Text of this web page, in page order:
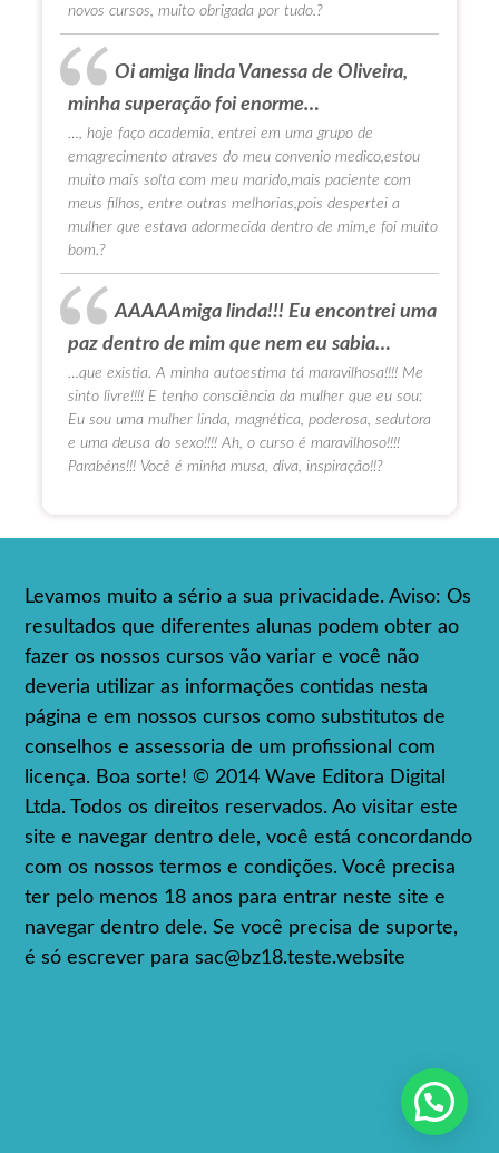
novos cursos, muito obrigada por tudo.?
Oi amiga linda Vanessa de Oliveira,
minha superação foi enorme…
…, hoje faço academia, entrei em uma grupo de
emagrecimento atraves do meu convenio medico,estou
muito mais solta com meu marido,mais paciente com
meus filhos, entre outras melhorias,pois despertei a
mulher que estava adormecida dentro de mim,e foi muito
bom.?
AAAAAmiga linda!!! Eu encontrei uma
paz dentro de mim que nem eu sabia…
…que existia. A minha autoestima tá maravilhosa!!!! Me
sinto livre!!!! E tenho consciência da mulher que eu sou:
Eu sou uma mulher linda, magnética, poderosa, sedutora
e uma deusa do sexo!!!! Ah, o curso é maravilhoso!!!!
Parabéns!!! Você é minha musa, diva, inspiração!!?
Levamos muito a sério a sua privacidade. Aviso: Os
resultados que diferentes alunas podem obter ao
fazer os nossos cursos vão variar e você não
deveria utilizar as informações contidas nesta
página e em nossos cursos como substitutos de
conselhos e assessoria de um profissional com
licença. Boa sorte! © 2014 Wave Editora Digital
Ltda. Todos os direitos reservados. Ao visitar este
site e navegar dentro dele, você está concordando
com os nossos termos e condições. Você precisa
ter pelo menos 18 anos para entrar neste site e
navegar dentro dele. Se você precisa de suporte,
é só escrever parasac@bz18.teste.website